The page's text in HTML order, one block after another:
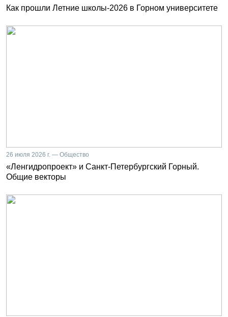
Как прошли Летние школы-2026 в Горном университете
26 июля 2026 г. — Общество
«Ленгидропроект» и Санкт-Петербургский Горный.
Общие векторы